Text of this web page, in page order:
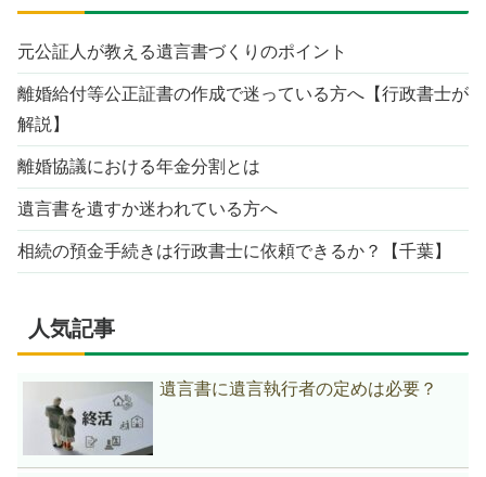
元公証人が教える遺言書づくりのポイント
離婚給付等公正証書の作成で迷っている方へ【行政書士が
解説】
離婚協議における年金分割とは
遺言書を遺すか迷われている方へ
相続の預金手続きは行政書士に依頼できるか？【千葉】
人気記事
遺言書に遺言執行者の定めは必要？